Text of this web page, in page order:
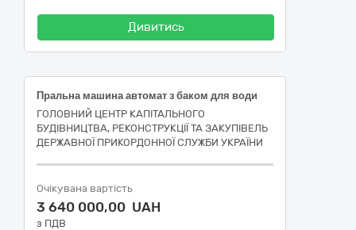
Дивитись
Пральна машина автомат з баком для води
ГОЛОВНИЙ ЦЕНТР КАПІТАЛЬНОГО
БУДІВНИЦТВА, РЕКОНСТРУКЦІЇ ТА ЗАКУПІВЕЛЬ
ДЕРЖАВНОЇ ПРИКОРДОННОЇ СЛУЖБИ УКРАЇНИ
Очікувана вартість
3 640 000,00 UAH
з ПДВ